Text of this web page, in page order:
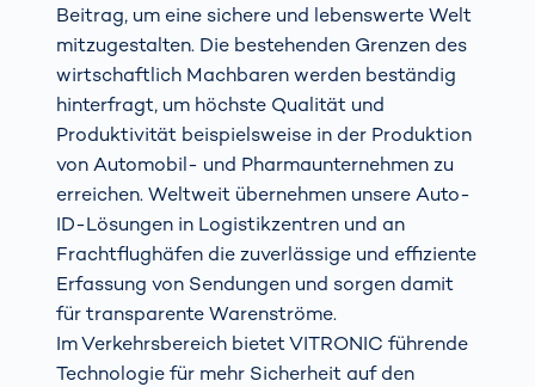
Beitrag, um eine sichere und lebenswerte Welt
mitzugestalten. Die bestehenden Grenzen des
wirtschaftlich Machbaren werden beständig
hinterfragt, um höchste Qualität und
Produktivität beispielsweise in der Produktion
von Automobil- und Pharmaunternehmen zu
erreichen. Weltweit übernehmen unsere Auto-
ID-Lösungen in Logistikzentren und an
Frachtflughäfen die zuverlässige und effiziente
Erfassung von Sendungen und sorgen damit
für transparente Warenströme.
Im Verkehrsbereich bietet VITRONIC führende
Technologie für mehr Sicherheit auf den